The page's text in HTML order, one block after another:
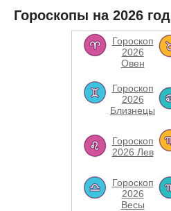
Гороскопы на 2026 год
Гороскоп
2026
Овен
Гороскоп
2026
Близнецы
Гороскоп
2026 Лев
Гороскоп
2026
Весы